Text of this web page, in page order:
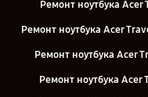
Ремонт ноутбука Acer
Ремонт ноутбука Acer
Ремонт ноутбука Acer
Ремонт ноутбука Acer